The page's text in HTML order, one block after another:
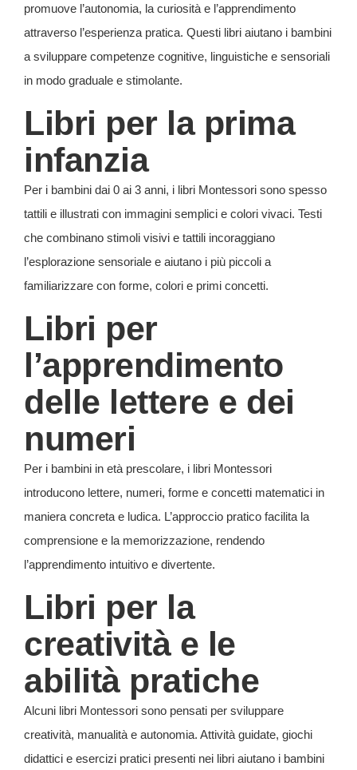
promuove l’autonomia, la curiosità e l’apprendimento
attraverso l’esperienza pratica. Questi libri aiutano i bambini
a sviluppare competenze cognitive, linguistiche e sensoriali
in modo graduale e stimolante.
Libri per la prima
infanzia
Per i bambini dai 0 ai 3 anni, i libri Montessori sono spesso
tattili e illustrati con immagini semplici e colori vivaci. Testi
che combinano stimoli visivi e tattili incoraggiano
l’esplorazione sensoriale e aiutano i più piccoli a
familiarizzare con forme, colori e primi concetti.
Libri per
l’apprendimento
delle lettere e dei
numeri
Per i bambini in età prescolare, i libri Montessori
introducono lettere, numeri, forme e concetti matematici in
maniera concreta e ludica. L’approccio pratico facilita la
comprensione e la memorizzazione, rendendo
l’apprendimento intuitivo e divertente.
Libri per la
creatività e le
abilità pratiche
Alcuni libri Montessori sono pensati per sviluppare
creatività, manualità e autonomia. Attività guidate, giochi
didattici e esercizi pratici presenti nei libri aiutano i bambini